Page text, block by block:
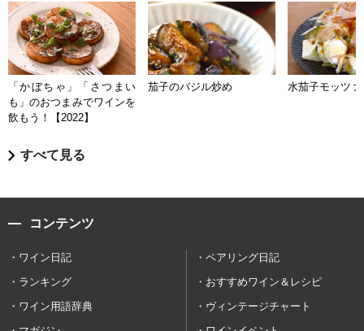
「かぼちゃ」「さつまい
も」のおつまみでワインを
飲もう！【2022】
茄子のバジル炒め 水茄子モッツァ
すべて見る
コンテンツ
ワイン日記
ペアリング日記
ランキング
おすすめワイン＆レシピ
ワイン用語辞典
ヴィンテージチャート